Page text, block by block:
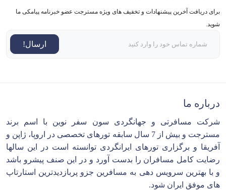
برای دریافت آخرین پیشنهادات و تخفیف های ویژه مسترجت عضو خبرنامه پیامکی ما
شوید.
ارسال!
درباره ما
شرکت مسافرتی و جهانگردی سون سفر نوین با اسم برند
مسترجت و بیش از 7 سال سابقه تورهای تخصصی در اروپا، ژاپن و
آفریقا و برگزاری تورهای ایرانگردی توانسته است در این سالها
رضایت کامل مسافران را بدست آورد و در این صنف پیشرو باشد
و با بهترین سرویس دهی به مسافرین جزو پربازدیدترین استارتاپ
های موفق ایران شود.